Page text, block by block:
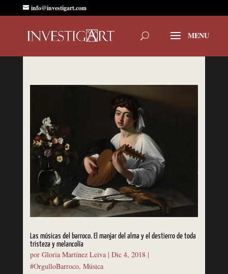
info@investigart.com
Las músicas del barroco. El manjar del alma y el destierro de toda
tristeza y melancolía
por Gloria Martínez Leiva| Dic 4, 2018|
#OrgulloBarroco, Música